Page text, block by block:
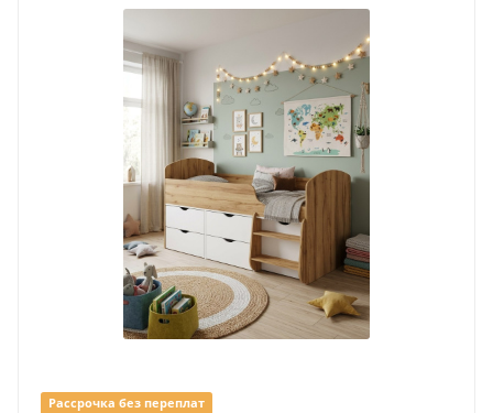
Рассрочка без переплат